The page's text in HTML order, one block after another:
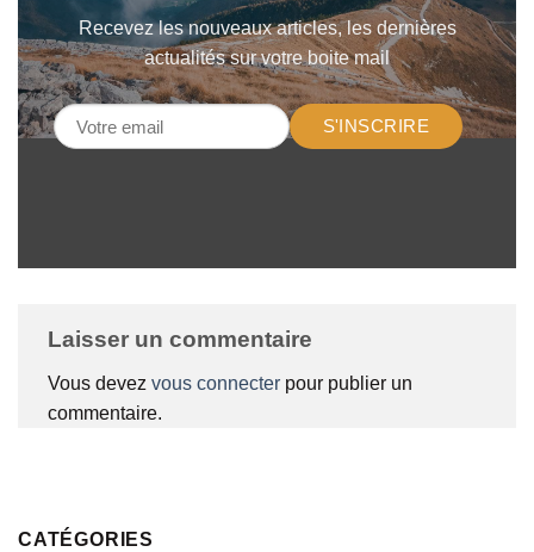
Recevez les nouveaux articles, les dernières
actualités sur votre boite mail
S'INSCRIRE
Laisser un commentaire
Vous devez vous connecter pour publier un
commentaire.
CATÉGORIES